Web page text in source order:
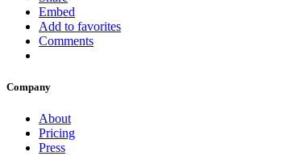
Embed
Add to favorites
Comments
Company
About
Pricing
Press